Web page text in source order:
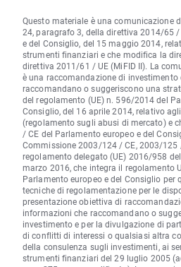
Questo materiale è una comunicazione
24, paragrafo 3, della direttiva 2014/65
e del Consiglio, del 15 maggio 2014,
strumenti finanziari e che modifica la
direttiva 2011/61 / UE (MiFID II). La
è una raccomandazione di
raccomandano o suggeriscono una
del regolamento (UE) n. 596/2014 del
Consiglio, del 16 aprile 2014, relativo
(regolamento sugli abusi di mercato) e
/ CE del Parlamento europeo e del
Commissione 2003/124 / CE, 2003/125
regolamento delegato (UE) 2016/958
marzo 2016, che integra il regolamento
Parlamento europeo e del Consiglio per
tecniche di regolamentazione per le
presentazione obiettiva di
informazioni che raccomandano o
investimento e per la divulgazione di
di conflitti di interessi o qualsiasi altra
della consulenza sugli investimenti, ai
strumenti finanziari del 29 luglio 2005